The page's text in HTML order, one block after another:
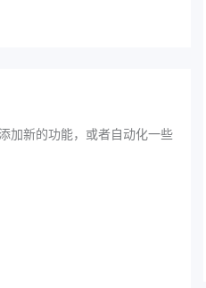
加新的功能，或者自动化一些